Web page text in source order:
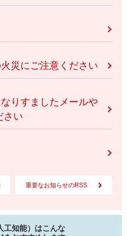
災にご注意ください
りすましたメールや
さい
重要なお知らせのRSS
工知能）はこんな